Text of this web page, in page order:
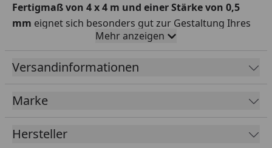
Fertigmaß von 4 x 4 m und einer Stärke von 0,5
mm eignet sich besonders gut zur Gestaltung Ihres
individuellen Teiches. Sie bildet die optimale
Grundlage für die Teichgestaltung, ist wurzel-,
verrottungs-, uv- und kältebeständig.
Stärke: 0,5 mm
Mehr anzeigen
Versandinformationen
Marke
Hersteller